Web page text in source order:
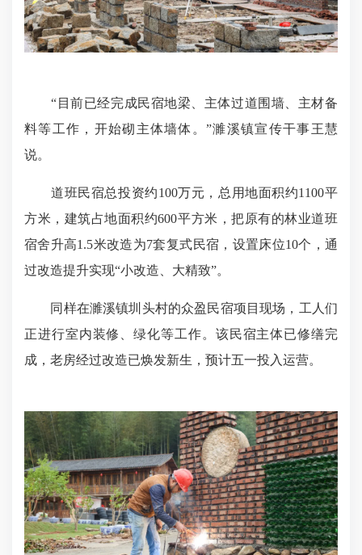
“目前已经完成民宿地梁、主体过道围墙、主材备
料等工作，开始砌主体墙体。”濉溪镇宣传干事王慧
说。
道班民宿总投资约100万元，总用地面积约1100平
方米，建筑占地面积约600平方米，把原有的林业道班
宿舍升高1.5米改造为7套复式民宿，设置床位10个，通
过改造提升实现“小改造、大精致”。
同样在濉溪镇圳头村的众盈民宿项目现场，工人们
正进行室内装修、绿化等工作。该民宿主体已修缮完
成，老房经过改造已焕发新生，预计五一投入运营。